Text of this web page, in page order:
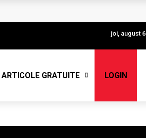
joi, august 6
ARTICOLE GRATUITE LOGIN